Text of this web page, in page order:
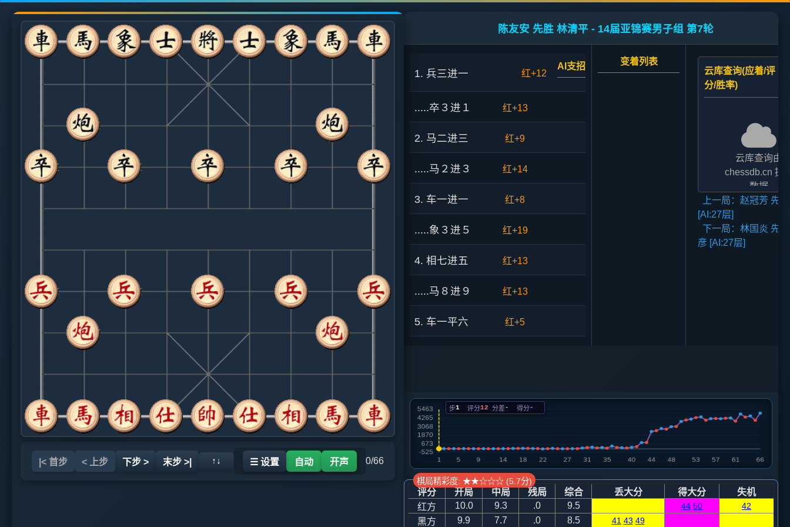
|< 首步 < 上步 下步 > 末步 >| ↑↓ ☰ 设置 自动 开声 0/66
陈友安 先胜 林清平 - 14届亚锦赛男子组 第7轮
1. 兵三进一 红+12
AI支招
.....卒３进１ 红+13
2. 马二进三 红+9
.....马２进３ 红+14
3. 车一进一 红+8
.....象３进５ 红+19
4. 相七进五 红+13
.....马８进９ 红+13
5. 车一平六 红+5
.....车９平８ 红+9 卒７进１
7. 马三进四 红+8
.....车８进４ 红+17
8. 炮二平四 红+18
变着列表
云库查询(应着/评
分/胜率)
云库查询由
chessdb.cn 提
数据
AI支招,云库应
二者的评分表
法相差2至3倍,
无碍大局
上一局：赵冠芳 先
[AI:27层]
下一局：林国炎 先
彦 [AI:27层]
步1 评分12 分差- 得分-
棋局精彩度: ★★☆☆☆ (5.7分)
评分 开局 中局 残局 综合 丢大分 得大分
失机
红方
10.0 9.3 .0 9.5 44 50 42
黑方 9.9 7.7 .0 8.5 41 43 49